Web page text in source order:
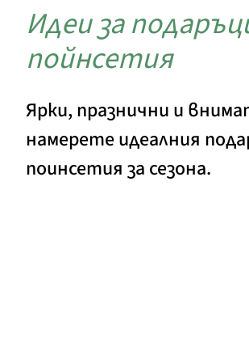
Идеи за
пойнсетия
Ярки, празнични и
намерете идеалния
поинсетия за сезона.